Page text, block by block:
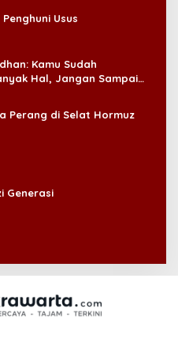
Usus
Kamu Sudah
Hal, Jangan Sampai
Perang di Selat Hormuz
Generasi